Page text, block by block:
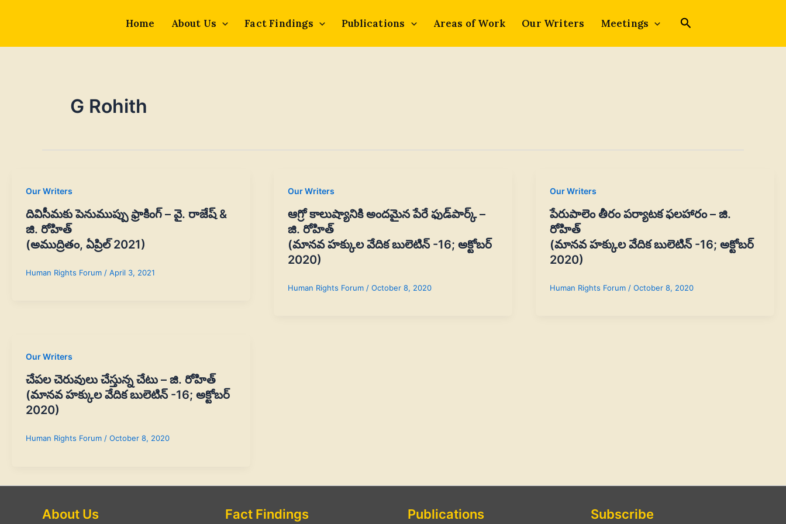
Home About Us Fact Findings Publications Areas of Work Our Writers Meetings
G Rohith
Our Writers
దివిసీమకు పెనుముప్పు ఫ్రాకింగ్ – వై. రాజేష్‌ &
జి. రోహిత్‌
(అముద్రితం, ఏప్రిల్ 2021)
Human Rights Forum / April 3, 2021
Our Writers
ఆగ్రో కాలుష్యానికి అందమైన పేరే ఫుడ్‌పార్క్ –
జి. రోహిత్‌
(మానవ హక్కుల వేదిక బులెటిన్ -16; అక్టోబర్
2020)
Human Rights Forum / October 8, 2020
Our Writers
పేరుపాలెం తీరం పర్యాటక ఫలహారం – జి.
రోహిత్‌
(మానవ హక్కుల వేదిక బులెటిన్ -16; అక్టోబర్
2020)
Human Rights Forum / October 8, 2020
Our Writers
చేపల చెరువులు చేస్తున్న చేటు – జి. రోహిత్‌
(మానవ హక్కుల వేదిక బులెటిన్ -16; అక్టోబర్
2020)
Human Rights Forum / October 8, 2020
About Us Fact Findings Publications Subscribe